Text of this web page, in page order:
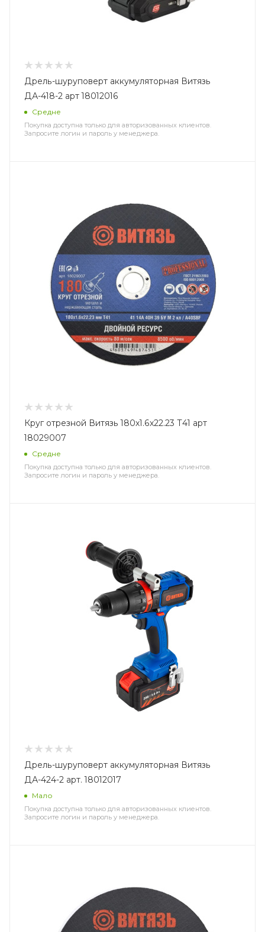
Дрель-шуруповерт аккумуляторная Витязь
ДА-418-2 арт 18012016
Средне
Покупка доступна только для авторизованных клиентов.
Запросите логин и пароль у менеджера.
Круг отрезной Витязь 180х1.6х22.23 Т41 арт
18029007
Средне
Покупка доступна только для авторизованных клиентов.
Запросите логин и пароль у менеджера.
Дрель-шуруповерт аккумуляторная Витязь
ДА-424-2 арт. 18012017
Мало
Покупка доступна только для авторизованных клиентов.
Запросите логин и пароль у менеджера.